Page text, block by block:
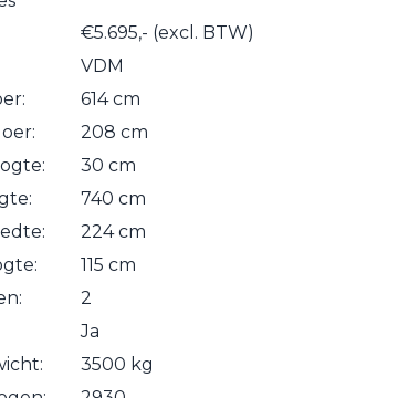
€5.695,- (excl. BTW)
VDM
614 cm
208 cm
30 cm
740 cm
224 cm
115 cm
2
Ja
3500 kg